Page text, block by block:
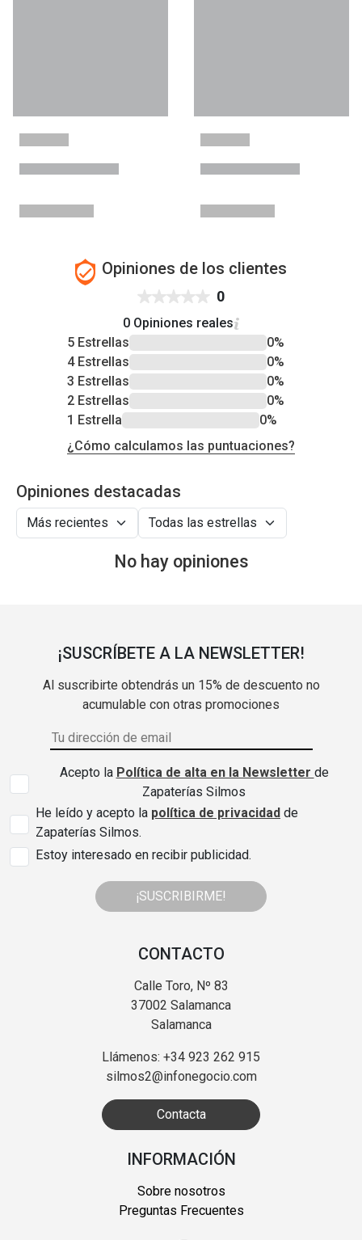
Opiniones de los clientes
0
0 Opiniones reales
5 Estrellas
0%
4 Estrellas
0%
3 Estrellas
0%
2 Estrellas
0%
1 Estrella
0%
¿Cómo calculamos las puntuaciones?
Opiniones destacadas
No hay opiniones
¡SUSCRÍBETE A LA NEWSLETTER!
Al suscribirte obtendrás un 15% de descuento no
acumulable con otras promociones
Acepto la Política de alta en la Newsletter de
Zapaterías Silmos
He leído y acepto la política de privacidad de
Zapaterías Silmos.
Estoy interesado en recibir publicidad.
¡SUSCRIBIRME!
CONTACTO
Calle Toro, Nº 83
37002 Salamanca
Salamanca
Llámenos: +34 923 262 915
silmos2@infonegocio.com
Contacta
INFORMACIÓN
Sobre nosotros
Preguntas Frecuentes